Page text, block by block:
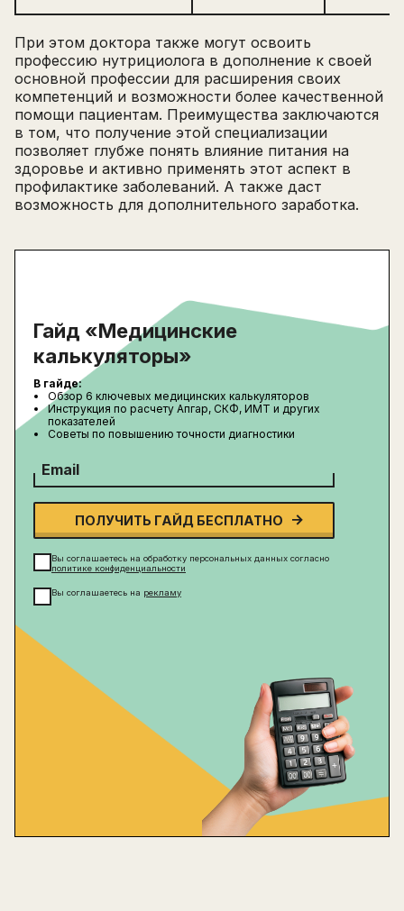
При этом доктора также могут освоить
профессию нутрициолога в дополнение к своей
основной профессии для расширения своих
компетенций и возможности более качественной
помощи пациентам. Преимущества заключаются
в том, что получение этой специализации
позволяет глубже понять влияние питания на
здоровье и активно применять этот аспект в
профилактике заболеваний. А также даст
возможность для дополнительного заработка.
Гайд «Медицинские
калькуляторы»
В гайде:
Обзор 6 ключевых медицинских калькуляторов
Инструкция по расчету Апгар, СКФ, ИМТ и других
показателей
Советы по повышению точности диагностики
Email
ПОЛУЧИТЬ ГАЙД БЕСПЛАТНО
Вы соглашаетесь на обработку персональных данных согласно
политике конфиденциальности
Вы соглашаетесь на рекламу